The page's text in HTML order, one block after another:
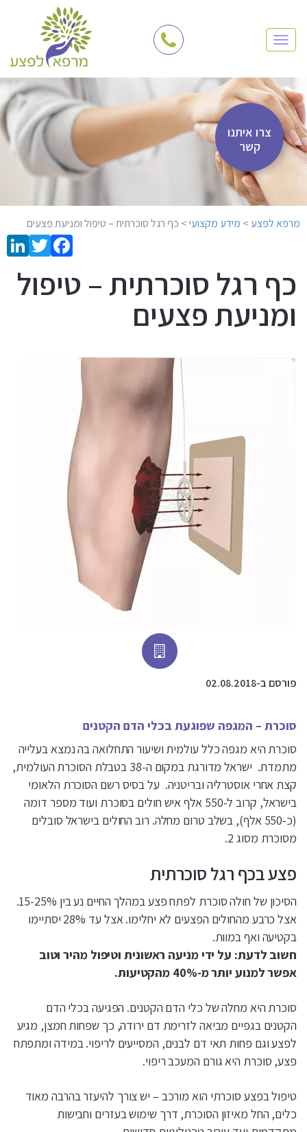
TOGGLE NAVIGATION
צרו איתנו
קשר
מרפא לפצע > מידע מקצועי> כף רגל סוכרתית – טיפול ומניעת פצעים
כף רגל סוכרתית – טיפול
ומניעת פצעים
פורסם ב-02.08.2018
סוכרת – המגפה שפוגעת בכלי הדם הקט​נים
סוכרת היא מגפה כלל עולמית ושיעור התחלואה בה נמצא בעלייה
מתמדת. ישראל מדורגת במקום ה-38 בטבלת הסוכרת העולמית,
קצת אחרי אוסטרליה ובריטניה. על בסיס רשם הסוכרת הלאומי
בישראל, קרוב ל-550 אלף איש חולים בסוכרת ועוד מספר דומה
(כ-550 אלף), בשלב טרום מחלה. רוב החולים בישראל סובלים
מסוכרת מסוג 2.
פצע בכף רגל ס​וכרתית
הסיכון של חולה סוכרת לפתח פצע במהלך החיים נע בין 15-25%.
אצל כרבע מהחולים הפצעים לא יחלימו. אצל עד 28% יסתיימו
בקטיעה ואף במוות.
חשוב לדעת: על ידי מניעה ראשונית וטיפול מהיר וטוב
אפשר למנוע יותר מ-40% מהקטיעות.
סוכרת היא מחלה של כלי הדם הקטנים. הפגיעה בכלי הדם
הקטנים בגפיים מביאה לזרימת דם ירודה, כך שפחות חמצן, מגיע
לפצע וגם פחות תאי דם לבנים, המסייעים לריפוי. במידה ומתפתח
פצע, סוכרת היא גורם המעכב ריפוי.
טיפול בפצע סוכרתי הוא מורכב – יש צורך להיעזר בהרבה מאוד
כלים, החל מאיזון הסוכרת, דרך שימוש בעזרים וחבישות